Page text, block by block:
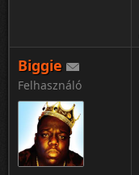
Biggie
Felhasználó